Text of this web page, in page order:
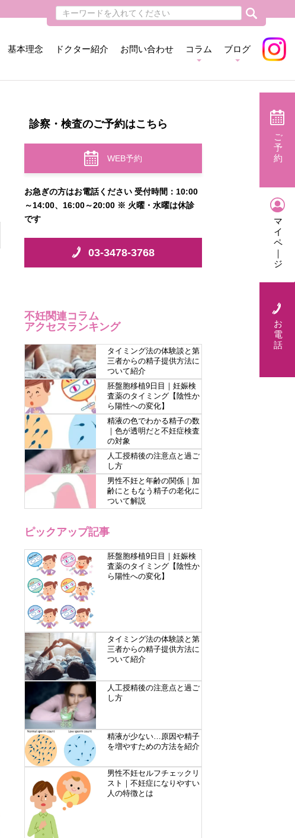
基本理念 ドクター紹介 お問い合わせ コラム ブログ
診察・検査のご予約はこちら
WEB予約
お急ぎの方はお電話ください 受付時間：10:00
～14:00、16:00～20:00 ※ 火曜・水曜は休診
です
03-3478-3768
不妊関連コラム
アクセスランキング
タイミング法の体験談と第
三者からの精子提供方法に
ついて紹介
胚盤胞移植9日目｜妊娠検
査薬のタイミング【陰性か
ら陽性への変化】
精液の色でわかる精子の数
｜色が透明だと不妊症検査
の対象
人工授精後の注意点と過ご
し方
男性不妊と年齢の関係｜加
齢にともなう精子の老化に
ついて解説
ピックアップ記事
胚盤胞移植9日目｜妊娠検
査薬のタイミング【陰性か
ら陽性への変化】
タイミング法の体験談と第
三者からの精子提供方法に
ついて紹介
人工授精後の注意点と過ご
し方
精液が少ない…原因や精子
を増やすための方法を紹介
男性不妊セルフチェックリ
スト｜不妊症になりやすい
人の特徴とは
ご
予
約
マ
イ
ペ
｜
ジ
お
電
話